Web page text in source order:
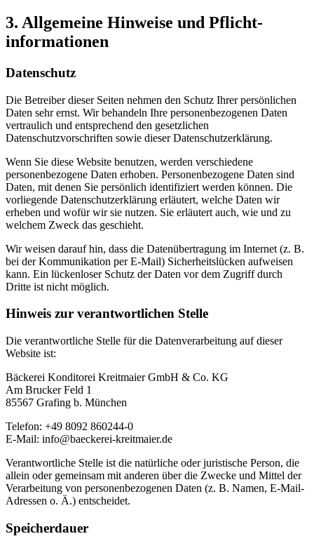
3. Allgemeine Hinweise und Pflicht­
informationen
Datenschutz
Die Betreiber dieser Seiten nehmen den Schutz Ihrer persönlichen
Daten sehr ernst. Wir behandeln Ihre personenbezogenen Daten
vertraulich und entsprechend den gesetzlichen
Datenschutzvorschriften sowie dieser Datenschutzerklärung.
Wenn Sie diese Website benutzen, werden verschiedene
personenbezogene Daten erhoben. Personenbezogene Daten sind
Daten, mit denen Sie persönlich identifiziert werden können. Die
vorliegende Datenschutzerklärung erläutert, welche Daten wir
erheben und wofür wir sie nutzen. Sie erläutert auch, wie und zu
welchem Zweck das geschieht.
Wir weisen darauf hin, dass die Datenübertragung im Internet (z. B.
bei der Kommunikation per E-Mail) Sicherheitslücken aufweisen
kann. Ein lückenloser Schutz der Daten vor dem Zugriff durch
Dritte ist nicht möglich.
Hinweis zur verantwortlichen Stelle
Die verantwortliche Stelle für die Datenverarbeitung auf dieser
Website ist:
Bäckerei Konditorei Kreitmaier GmbH & Co. KG
Am Brucker Feld 1
85567 Grafing b. München
Telefon: +49 8092 860244-0
E-Mail: info@baeckerei-kreitmaier.de
Verantwortliche Stelle ist die natürliche oder juristische Person, die
allein oder gemeinsam mit anderen über die Zwecke und Mittel der
Verarbeitung von personenbezogenen Daten (z. B. Namen, E-Mail-
Adressen o. Ä.) entscheidet.
Speicherdauer